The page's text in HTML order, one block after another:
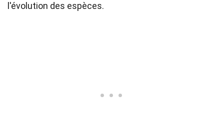
l'évolution des espèces.